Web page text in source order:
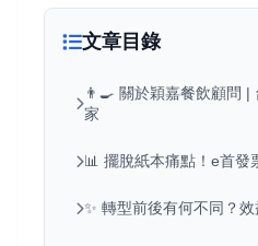
文章目錄
👨‍🍳 關於穎嘉餐飲顧問 |
家
📊 擺脫紙本痛點！e首發
✨ 轉型前後有何不同？